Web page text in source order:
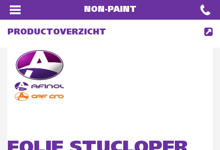
NON-PAINT
PRODUCTOVERZICHT